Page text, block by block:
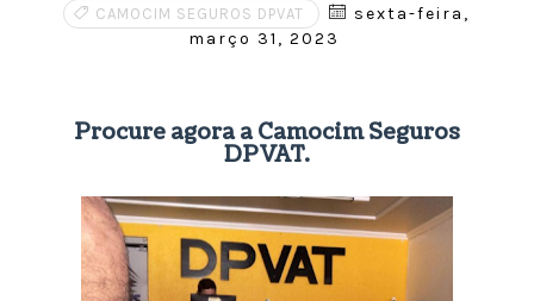
CAMOCIM SEGUROS DPVAT
sexta-feira,
março 31, 2023
Procure agora a Camocim Seguros
DPVAT.